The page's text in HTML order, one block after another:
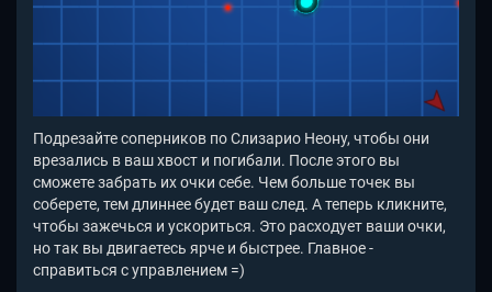
Подрезайте соперников по Слизарио Неону, чтобы они
врезались в ваш хвост и погибали. После этого вы
сможете забрать их очки себе. Чем больше точек вы
соберете, тем длиннее будет ваш след. А теперь кликните,
чтобы зажечься и ускориться. Это расходует ваши очки,
но так вы двигаетесь ярче и быстрее. Главное -
справиться с управлением =)